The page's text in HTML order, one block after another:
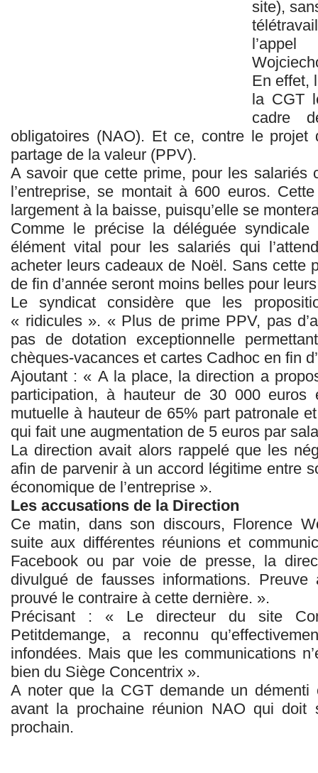
site),
En effet,
la CGT
cadre
obligatoires (NAO). Et ce, contre le projet
partage de la valeur (PPV).
A savoir que cette prime, pour les salariés
l’entreprise, se montait à 600 euros.
largement à la baisse, puisqu’elle se
Comme le précise la déléguée
élément vital pour les salariés qui
acheter leurs cadeaux de Noël. Sans cette
de fin d’année seront moins belles pour
Le syndicat considère que les
« ridicules ». « Plus de prime PPV, pas
pas de dotation exceptionnelle
chèques-vacances et cartes Cadhoc en fin
Ajoutant : « A la place, la direction a
participation, à hauteur de 30 000
mutuelle à hauteur de 65% part patronale
qui fait une augmentation de 5 euros par
La direction avait alors rappelé que les
afin de parvenir à un accord légitime entre
économique de l’entreprise ».
Les accusations de la Direction
Ce matin, dans son discours, Florence
suite aux différentes réunions et
Facebook ou par voie de presse, la
divulgué de fausses informations.
prouvé le contraire à cette dernière. ».
Précisant : « Le directeur du site
Petitdemange, a reconnu
infondées. Mais que les communications
bien du Siège Concentrix ».
A noter que la CGT demande un démenti
avant la prochaine réunion NAO qui
prochain.